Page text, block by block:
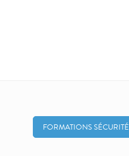
FORMATIONS SÉCURITÉ